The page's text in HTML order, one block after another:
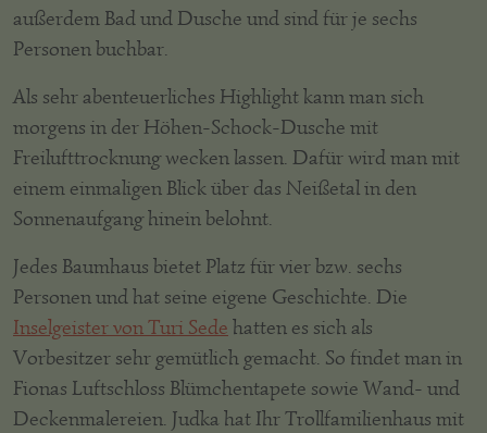
außerdem Bad und Dusche und sind für je sechs
Personen buchbar.
Als sehr abenteuerliches Highlight kann man sich
morgens in der Höhen-Schock-Dusche mit
Freilufttrocknung wecken lassen. Dafür wird man mit
einem einmaligen Blick über das Neißetal in den
Sonnenaufgang hinein belohnt.
Jedes Baumhaus bietet Platz für vier bzw. sechs
Personen und hat seine eigene Geschichte. Die
Inselgeister von Turi Sede hatten es sich als
Vorbesitzer sehr gemütlich gemacht. So findet man in
Fionas Luftschloss Blümchentapete sowie Wand- und
Deckenmalereien. Judka hat Ihr Trollfamilienhaus mit